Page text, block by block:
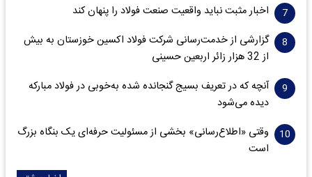
اخبار مثبت نباید واقعیت صنعت فولاد را پنهان کند
گزارشی از خدمت‌رسانی شرکت فولاد اکسین خوزستان به بیش
از 32 هزار زائر اربعین حسینی
آنچه که در تعریف بسیج گنجانده شده به‌خوبی در فولاد مبارکه
دیده می‌شود
وقتی «اطلاع‌رسانی» بخشی از مسئولیت حرفه‌ای یک بنگاه بزرگ
است